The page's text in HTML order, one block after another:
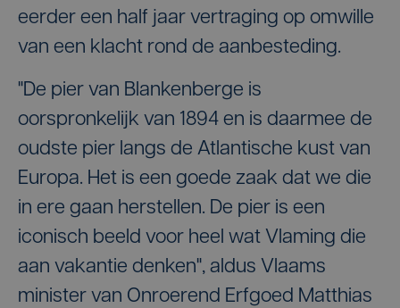
eerder een half jaar vertraging op omwille
van een klacht rond de aanbesteding.
"De pier van Blankenberge is
oorspronkelijk van 1894 en is daarmee de
oudste pier langs de Atlantische kust van
Europa. Het is een goede zaak dat we die
in ere gaan herstellen. De pier is een
iconisch beeld voor heel wat Vlaming die
aan vakantie denken", aldus Vlaams
minister van Onroerend Erfgoed Matthias